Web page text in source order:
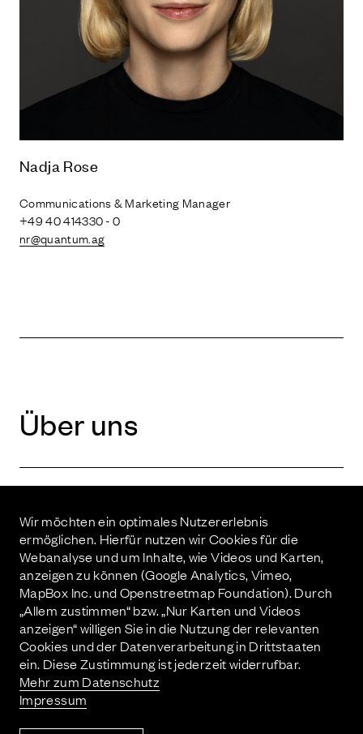
Nadja Rose
Communications & Marketing Manager
+49 40 414330 - 0
nr@quantum.ag
Über uns
Start­sei­te
Wir möchten ein optimales Nutzererlebnis
ermöglichen. Hierfür nutzen wir Cookies für die
Webanalyse und um Inhalte, wie Videos und Karten,
anzeigen zu können (Google Analytics, Vimeo,
MapBox Inc. und Openstreetmap Foundation). Durch
„Allem zustimmen“ bzw. „Nur Karten und Videos
anzeigen“ willigen Sie in die Nutzung der relevanten
Cookies und der Datenverarbeitung in Drittstaaten
ein. Diese Zustimmung ist jederzeit widerrufbar.
Mehr zum Datenschutz
Impressum
Kontakt
Imprint
Datenschutzerklärung